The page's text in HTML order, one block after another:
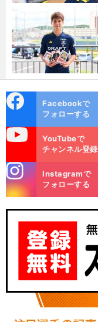
ok
Facebookで
フォローする
YouTubeで
チャンネル登録
m
Instagramで
フォローする